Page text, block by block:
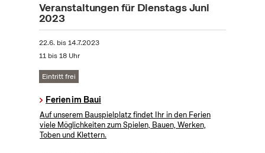
Veranstaltungen für Dienstags Juni
2023
22.6. bis14.7.2023
11 bis 18 Uhr
Eintritt frei
Ferien im Baui
Auf unserem Bauspielplatz findet Ihr in den Ferien
viele Möglichkeiten zum Spielen, Bauen, Werken,
Toben und Klettern.